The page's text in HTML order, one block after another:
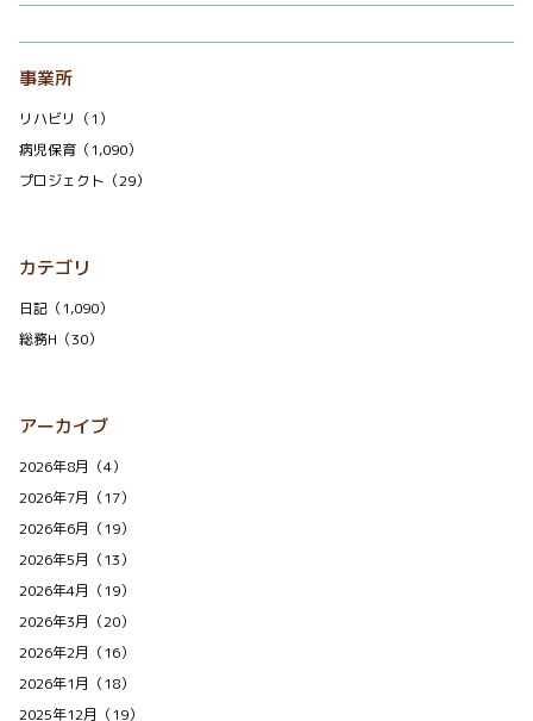
事業所
リハビリ（1）
病児保育（1,090）
プロジェクト（29）
カテゴリ
日記（1,090）
総務H（30）
アーカイブ
2026年8月（4）
2026年7月（17）
2026年6月（19）
2026年5月（13）
2026年4月（19）
2026年3月（20）
2026年2月（16）
2026年1月（18）
2025年12月（19）